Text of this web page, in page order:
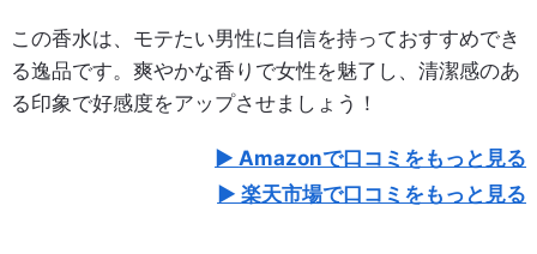
この香水は、モテたい男性に自信を持っておすすめでき
る逸品です。爽やかな香りで女性を魅了し、清潔感のあ
る印象で好感度をアップさせましょう！
Amazonで口コミをもっと見る
楽天市場で口コミをもっと見る